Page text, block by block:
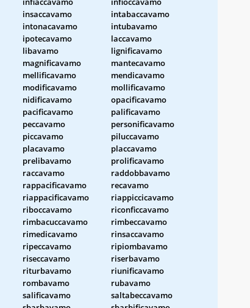
insaccavamo
intabaccavamo
intonacavamo
intubavamo
ipotecavamo
laccavamo
libavamo
lignificavamo
magnificavamo
mantecavamo
mellificavamo
mendicavamo
modificavamo
mollificavamo
nidificavamo
opacificavamo
pacificavamo
palificavamo
peccavamo
personificavamo
piccavamo
piluccavamo
placavamo
placcavamo
prelibavamo
prolificavamo
raccavamo
raddobbavamo
rappacificavamo
recavamo
riappacificavamo
riappiccicavamo
riboccavamo
riconficcavamo
rimbacuccavamo
rimbeccavamo
rimedicavamo
rinsaccavamo
ripeccavamo
ripiombavamo
riseccavamo
riserbavamo
riturbavamo
riunificavamo
rombavamo
rubavamo
salificavamo
saltabeccavamo